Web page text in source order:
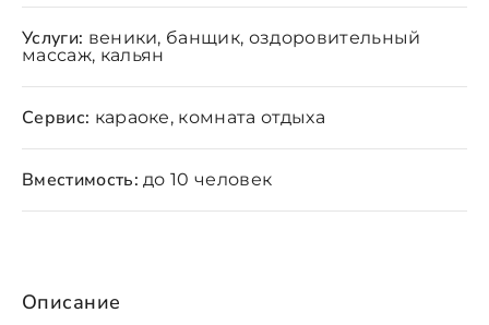
Описание
Услуги: веники, банщик, оздоровительный
массаж, кальян
Сервис: караоке, комната отдыха
Вместимость: до 10 человек